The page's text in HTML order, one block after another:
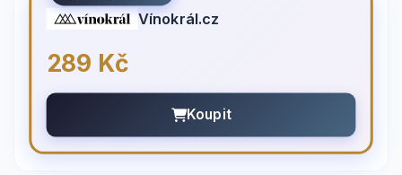
Vínokrál.cz
289 Kč
Koupit